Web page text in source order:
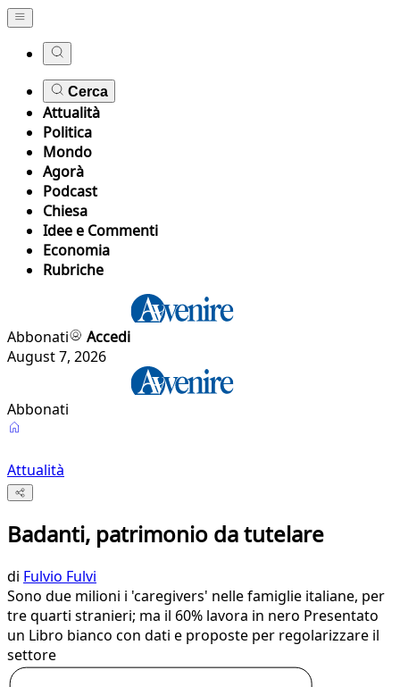
Cerca
Attualità
Politica
Mondo
Agorà
Podcast
Chiesa
Idee e Commenti
Economia
Rubriche
Abbonati
Accedi
August 7, 2026
Abbonati
Attualità
Badanti, patrimonio da tutelare
di Fulvio Fulvi
Sono due milioni i 'caregivers' nelle famiglie italiane, per
tre quarti stranieri; ma il 60% lavora in nero Presentato
un Libro bianco con dati e proposte per regolarizzare il
settore